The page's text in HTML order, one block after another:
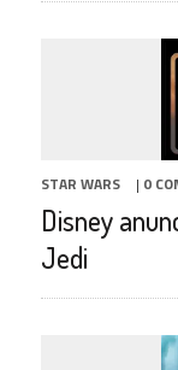
STAR WARS | 0
Disney
Jedi